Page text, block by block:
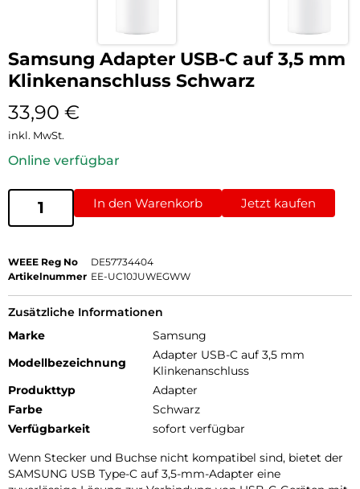
Samsung Adapter USB-C auf 3,5 mm
Klinkenanschluss Schwarz
33,90 €
inkl. MwSt.
Online verfügbar
In den Warenkorb Jetzt kaufen
WEEE Reg No
DE57734404
Artikelnummer EE-UC10JUWEGWW
Zusätzliche Informationen
Marke
Samsung
Modellbezeichnung
Adapter USB-C auf 3,5 mm
Klinkenanschluss
Produkttyp
Adapter
Farbe
Schwarz
Verfügbarkeit
sofort verfügbar
Wenn Stecker und Buchse nicht kompatibel sind, bietet der
SAMSUNG USB Type-C auf 3,5-mm-Adapter eine